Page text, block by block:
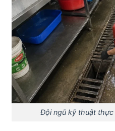
Đội ngũ kỹ thuật thực